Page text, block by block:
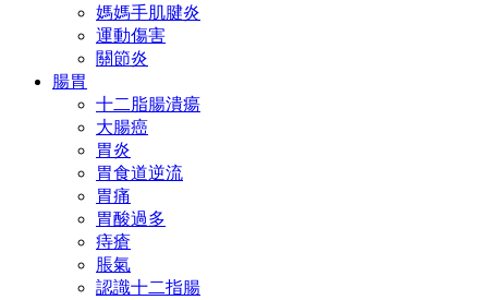
媽媽手肌腱炎
運動傷害
關節炎
腸胃
十二脂腸潰瘍
大腸癌
胃炎
胃食道逆流
胃痛
胃酸過多
痔瘡
脹氣
認識十二指腸